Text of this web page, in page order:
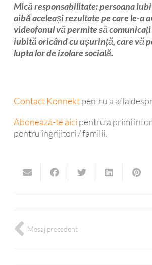
Mică responsabilitate: persoana
aibă aceleași rezultate pe care le-a
videofonul vă permite să
iubită oricând cu ușurință, care vă
lupta lor de izolare socială.
Contact Konnektpentru a afla
Aboneaza-te aici pentru a primi
pentru îngrijitori / familii.
Mesaj precedent